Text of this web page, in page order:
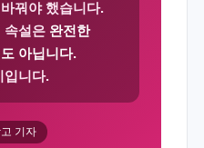
꿔야 했습니다.
속설은 완전한
아닙니다.
입니다.
기자